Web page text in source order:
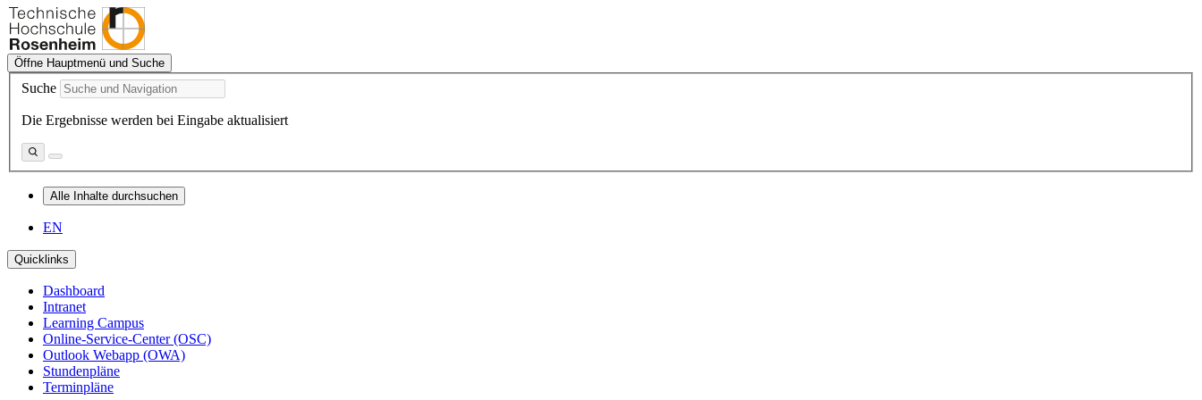
Öffne Hauptmenü und Suche
Suche
Die Ergebnisse werden bei Eingabe aktualisiert
Alle Inhalte durchsuchen
EN
Quicklinks
Dashboard
Intranet
Learning Campus
Online-Service-Center (OSC)
Outlook Webapp (OWA)
Stundenpläne
Terminpläne